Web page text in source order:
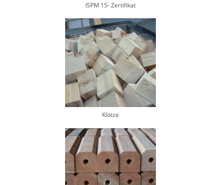
ISPM 15- Zertifikat
Klötze